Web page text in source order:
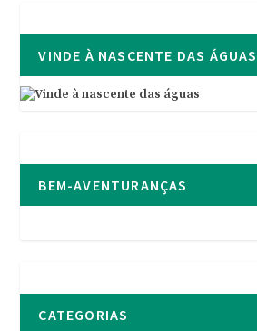
VINDE À NASCENTE DAS ÁGUAS
BEM-AVENTURANÇAS
CATEGORIAS